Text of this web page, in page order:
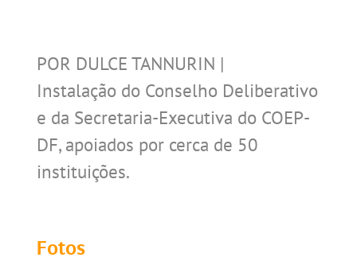
POR DULCE TANNURIN |
Instalação do Conselho Deliberativo
e da Secretaria-Executiva do COEP-
DF, apoiados por cerca de 50
instituições.
Fotos